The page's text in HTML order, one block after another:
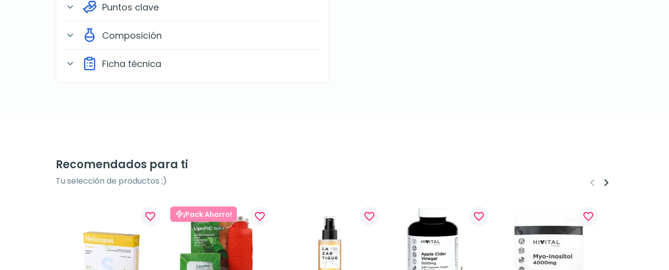
expand_more Puntos clave
expand_more Composición
expand_more Ficha técnica
Recomendados para ti
Tu selección de productos ;)
favorite_border ¡Pack Ahorro! favorite_border favorite_border favorite_border favorite_border
keyboard_arrow_left keyboard_arrow_right